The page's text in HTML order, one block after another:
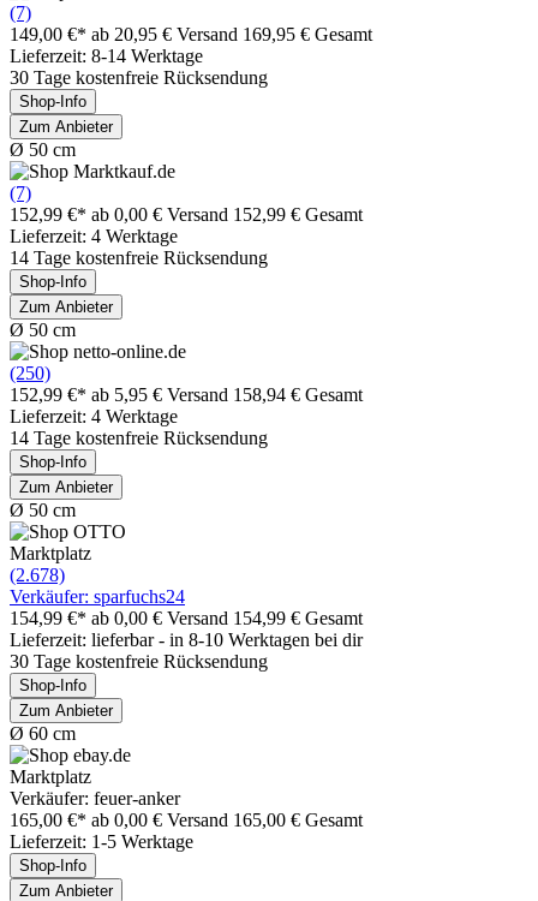
(7)
149,00 €* ab 20,95 € Versand 169,95 € Gesamt
Lieferzeit: 8-14 Werktage
30 Tage kostenfreie Rücksendung
Shop-Info
Zum Anbieter
Ø 50 cm
(7)
152,99 €* ab 0,00 € Versand 152,99 € Gesamt
Lieferzeit: 4 Werktage
14 Tage kostenfreie Rücksendung
Shop-Info
Zum Anbieter
Ø 50 cm
(250)
152,99 €* ab 5,95 € Versand 158,94 € Gesamt
Lieferzeit: 4 Werktage
14 Tage kostenfreie Rücksendung
Shop-Info
Zum Anbieter
Ø 50 cm
Marktplatz
(2.678)
Verkäufer: sparfuchs24
154,99 €* ab 0,00 € Versand 154,99 € Gesamt
Lieferzeit: lieferbar - in 8-10 Werktagen bei dir
30 Tage kostenfreie Rücksendung
Shop-Info
Zum Anbieter
Ø 60 cm
Marktplatz
Verkäufer: feuer-anker
165,00 €* ab 0,00 € Versand 165,00 € Gesamt
Lieferzeit: 1-5 Werktage
Shop-Info
Zum Anbieter